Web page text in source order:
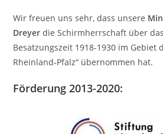
Wir freuen uns sehr, dass unsere
Dreyer die Schirmherrschaft über
Besatzungszeit 1918-1930 im Gebiet
Rheinland-Pfalz“ übernommen hat.
Förderung 2013-2020: